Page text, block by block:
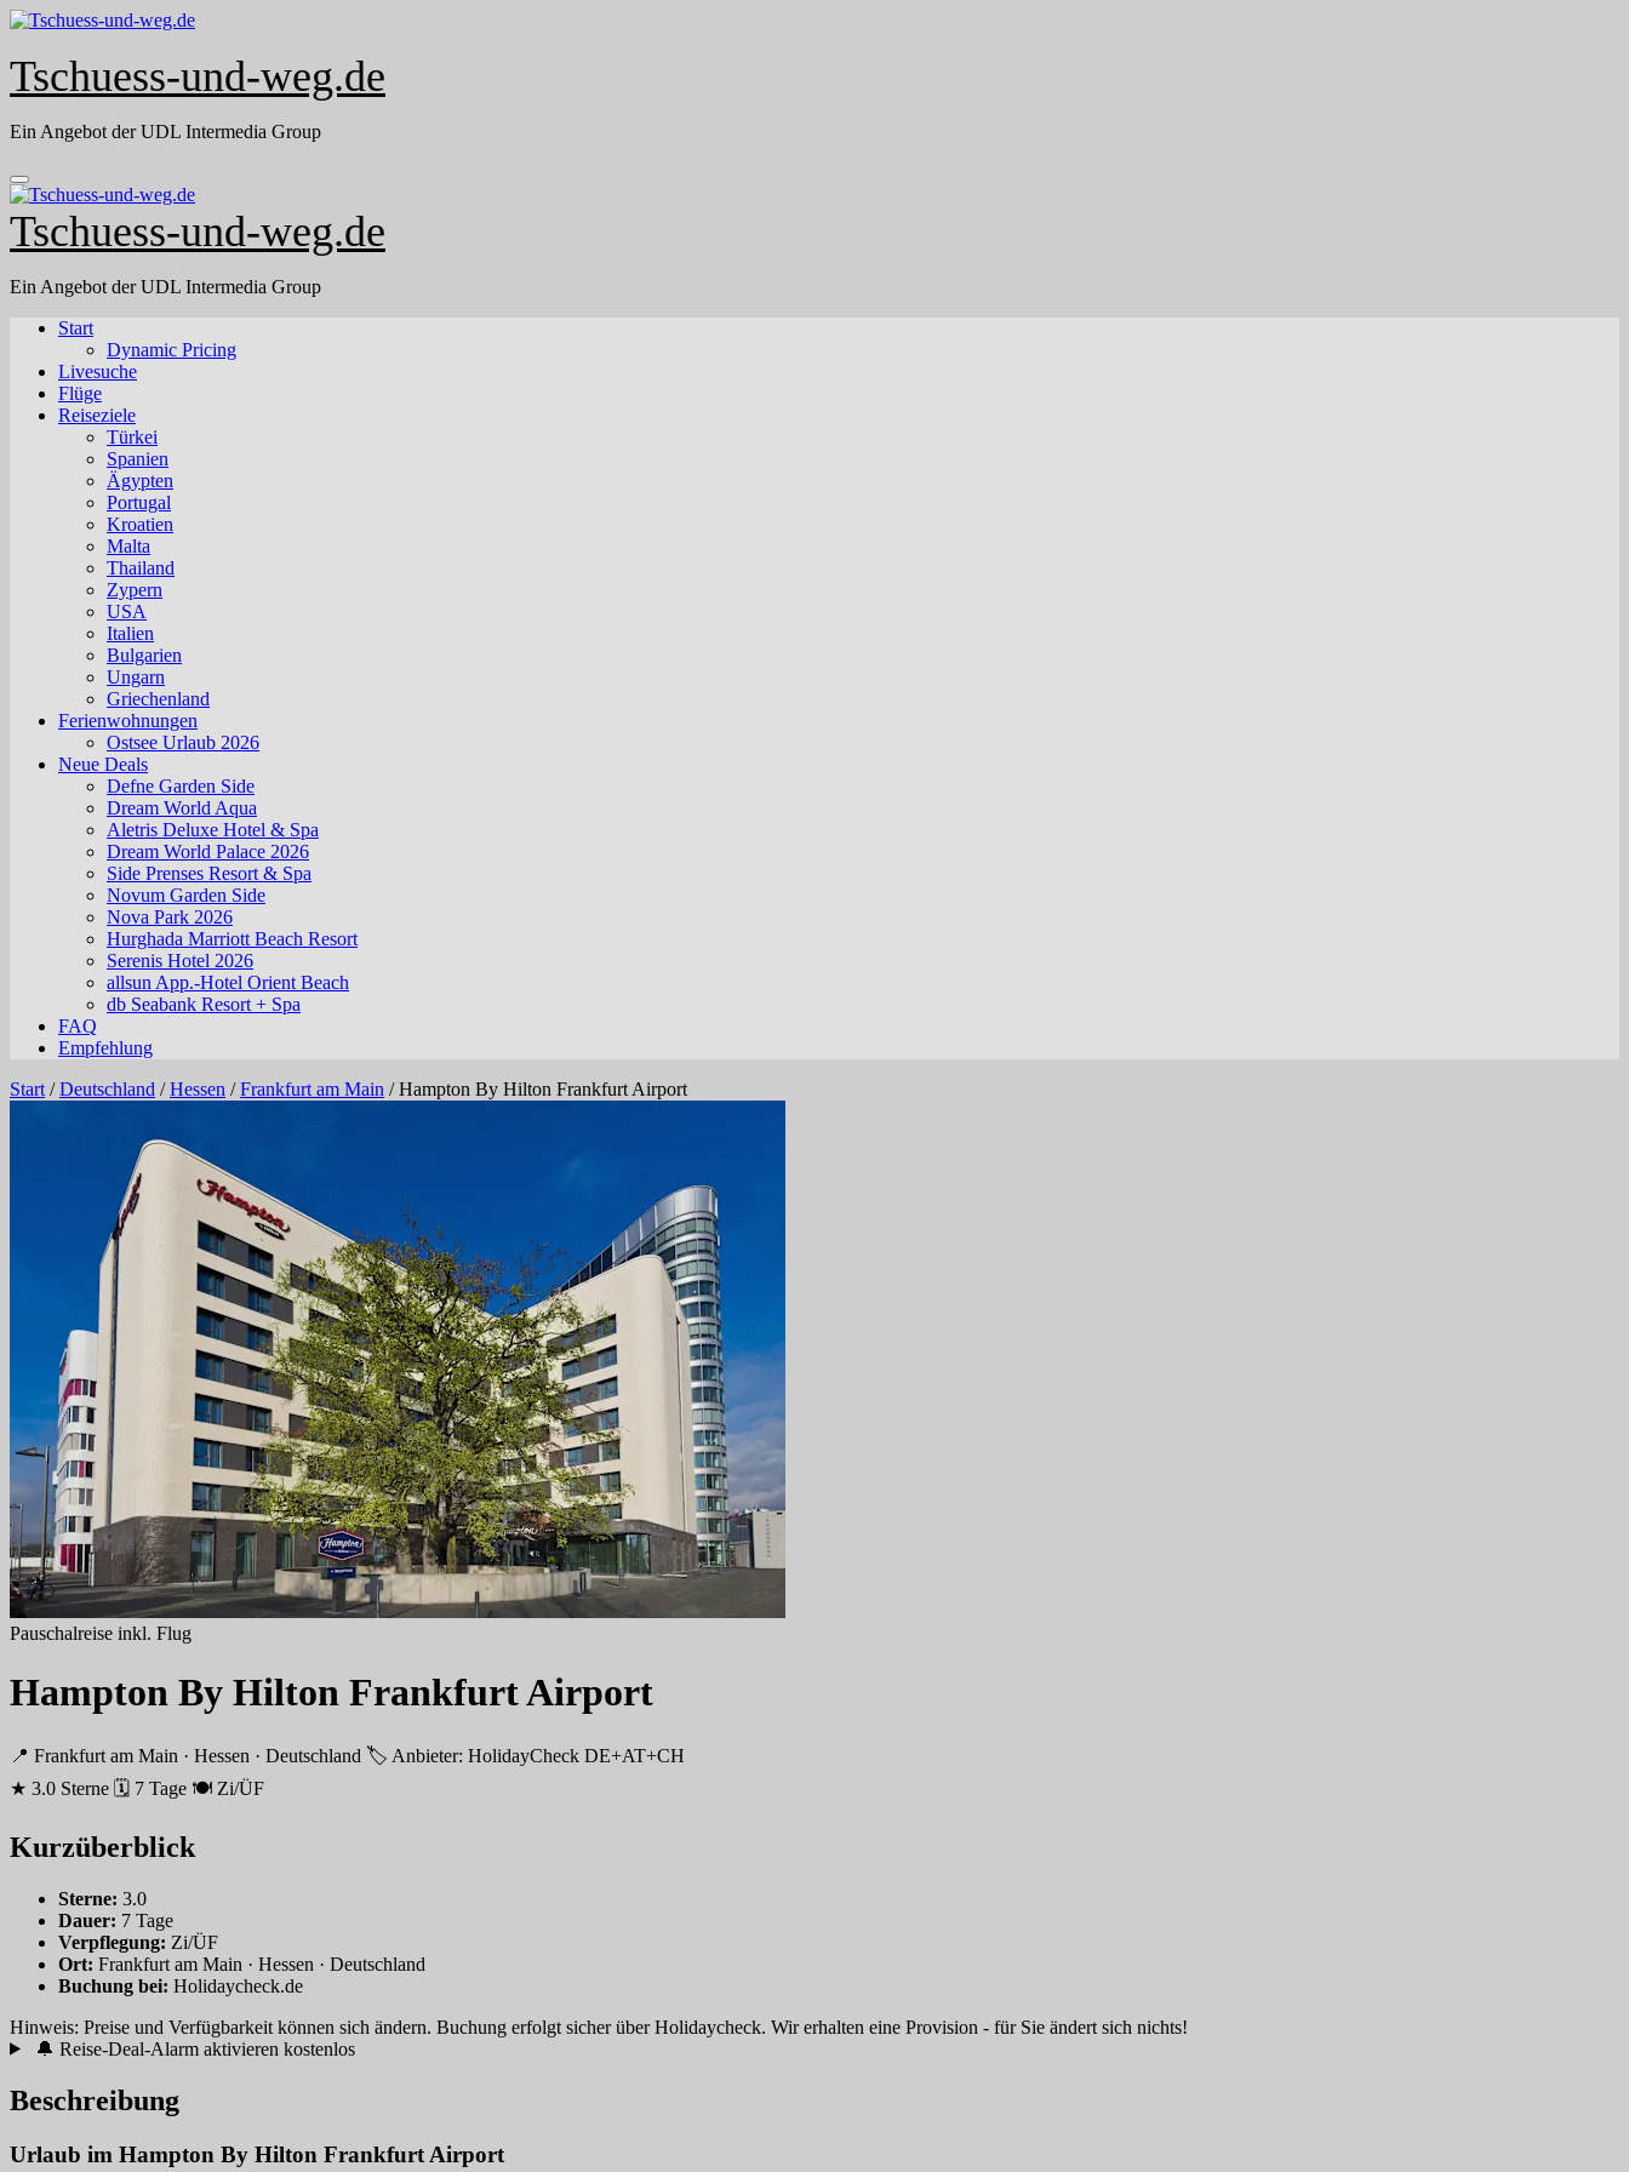
Skip
content
Tschuess-und-weg.de
Ein Angebot der UDL Intermedia Group
Tschuess-und-weg.de
Ein Angebot der UDL Intermedia Group
Start
Dynamic Pricing
Livesuche
Flüge
Reiseziele
Türkei
Spanien
Ägypten
Portugal
Kroatien
Malta
Thailand
Zypern
USA
Italien
Bulgarien
Ungarn
Griechenland
Ferienwohnungen
Ostsee Urlaub 2026
Neue Deals
Defne Garden Side
Dream World Aqua
Aletris Deluxe Hotel & Spa
Dream World Palace 2026
Side Prenses Resort & Spa
Novum Garden Side
Nova Park 2026
Hurghada Marriott Beach Resort
Serenis Hotel 2026
allsun App.-Hotel Orient Beach
db Seabank Resort + Spa
FAQ
Empfehlung
Start /Deutschland /Hessen /Frankfurt am Main /Hampton By Hilton Frankfurt Airport
Pauschalreise inkl. Flug
Hampton By Hilton Frankfurt Airport
📍 Frankfurt am Main · Hessen · Deutschland 🏷 Anbieter: HolidayCheck DE+AT+CH
★ 3.0 Sterne 🗓 7 Tage 🍽 Zi/ÜF
Kurzüberblick
Sterne: 3.0
Dauer: 7 Tage
Verpflegung: Zi/ÜF
Ort: Frankfurt am Main · Hessen · Deutschland
Buchung bei: Holidaycheck.de
Hinweis: Preise und Verfügbarkeit können sich ändern. Buchung erfolgt sicher über Holidaycheck. Wir erhalten eine Provision - für Sie ändert sich nichts!
🔔 Reise-Deal-Alarm aktivieren kostenlos
Beschreibung
Urlaub im Hampton By Hilton Frankfurt Airport